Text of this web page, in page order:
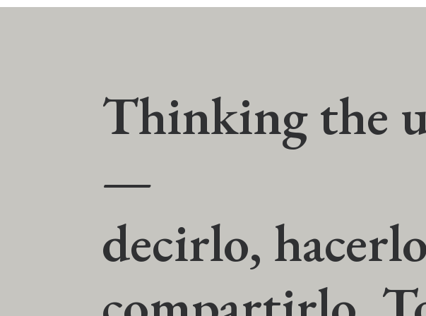
Thinking the
—
decirlo,